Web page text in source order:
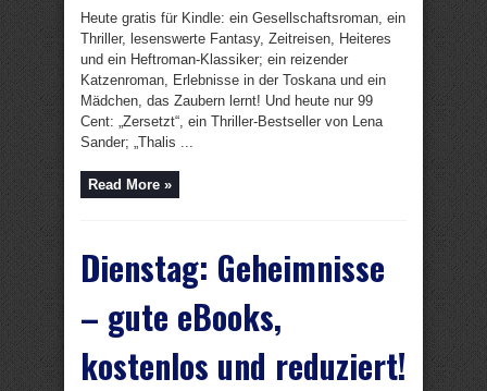
Heute gratis für Kindle: ein Gesellschaftsroman, ein
Thriller, lesenswerte Fantasy, Zeitreisen, Heiteres
und ein Heftroman-Klassiker; ein reizender
Katzenroman, Erlebnisse in der Toskana und ein
Mädchen, das Zaubern lernt! Und heute nur 99
Cent: „Zersetzt“, ein Thriller-Bestseller von Lena
Sander; „Thalis ...
Read More »
Dienstag: Geheimnisse
– gute eBooks,
kostenlos und reduziert!